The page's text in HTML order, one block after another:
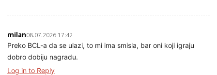
milan08.07.2026 17:42
Preko BCL-a da se ulazi, to mi ima smisla, bar oni koji igraju
dobro dobiju nagradu.
Log in to Reply